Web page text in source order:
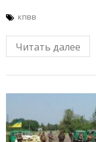
кпвв
Читать далее